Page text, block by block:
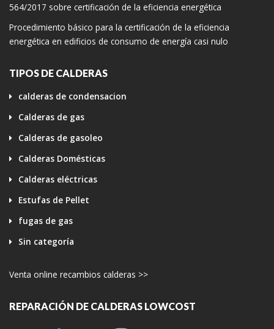
564/2017 sobre certificación de la eficiencia energética
Procedimiento básico para la certificación de la eficiencia
energética en edificios de consumo de energía casi nulo
TIPOS DE CALDERAS
calderas de condensacion
Calderas de gas
Calderas de gasoleo
Calderas Domésticas
Calderas eléctricas
Estufas de Pellet
fugas de gas
Sin categoría
Venta online recambios calderas >>
REPARACIÓN DE CALDERAS LOWCOST